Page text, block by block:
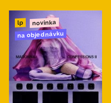
lp novinka
na objednávku